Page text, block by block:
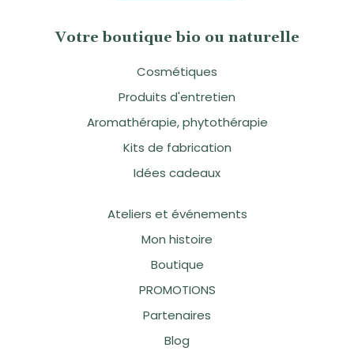
Votre boutique bio ou naturelle
Cosmétiques
Produits d'entretien
Aromathérapie, phytothérapie
Kits de fabrication
Idées cadeaux
Ateliers et événements
Mon histoire
Boutique
PROMOTIONS
Partenaires
Blog